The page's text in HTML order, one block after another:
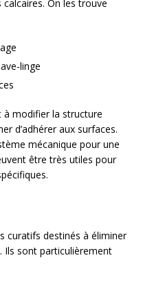
On les trouve
linge
à modifier la structure
d’adhérer aux surfaces.
mécanique pour une
être très utiles pour
curatifs destinés à éliminer
Ils sont particulièrement